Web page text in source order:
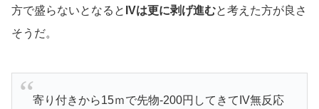
方で盛らないとなると IVは更に剥げ進むと考えた方が良さ
そうだ。
寄り付きから15ｍで先物-200円してきてIV無反応